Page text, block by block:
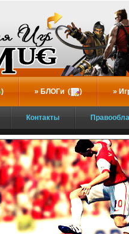
) БЛОГи ( )
Контакты